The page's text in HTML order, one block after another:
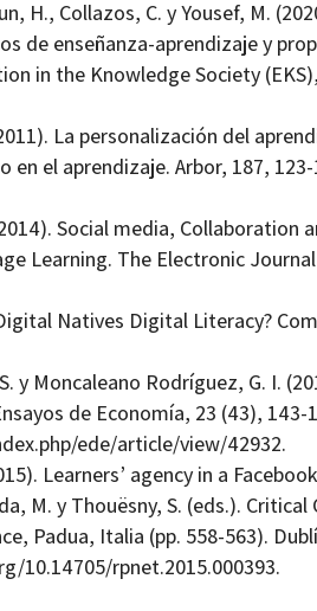
H., Collazos, C. y Yousef, M.
de enseñanza-­aprendizaje y
in the Knowledge Society
La personalización del
el aprendizaje. Arbor, 187,
Social media, Collaboration
Learning. The Electronic
Natives Digital Literacy?
y Moncaleano Rodríguez, G. I.
de Economía, 23 (43), 143-
ede/article/view/42932.
Learners’ agency in a
M. y Thouësny, S. (eds.).
Padua, Italia (pp. 558-563).
10.14705/rpnet.2015.000393.